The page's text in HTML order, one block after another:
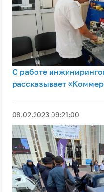
О работе
рассказывает
08.02.2023 09:21:00